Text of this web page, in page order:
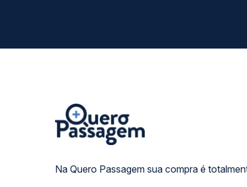
Na Quero Passagem sua compra é